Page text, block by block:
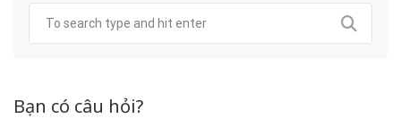
Bạn có câu hỏi?